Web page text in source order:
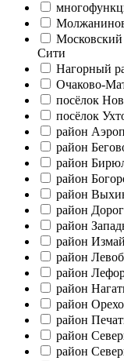
Сити
Нагорный
Очаково-
посёлок
посёлок
район
район
район
район
район
район
район
район
район
район
район
район
район
район
район